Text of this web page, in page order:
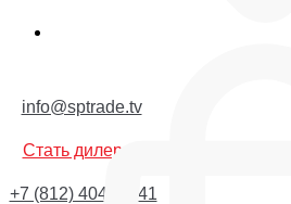
info@sptrade.tv
Стать дилером
+7 (812) 404-44-41